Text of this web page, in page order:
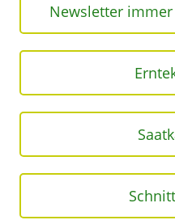
Newsletter